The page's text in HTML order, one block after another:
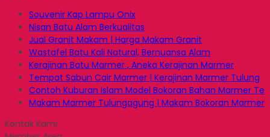
Souvenir Kap Lampu Onix
Nisan Batu Alam Berkualitas
Jual Granit Makam | Harga Makam Granit
Wastafel Batu Kali Natural, Bernuansa Alam
Kerajinan Batu Marmer , Aneka Kerajinan Marmer
Tempat Sabun Cair Marmer | Kerajinan Marmer Tulung
Contoh Kuburan Islam Model Bokoran Bahan Marmer Te
Makam Marmer Tulungagung | Makam Bokoran Marmer
Kontak Kami